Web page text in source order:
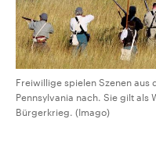
Freiwillige spielen Szenen
Pennsylvania nach. Sie gilt als
Bürgerkrieg. (Imago)